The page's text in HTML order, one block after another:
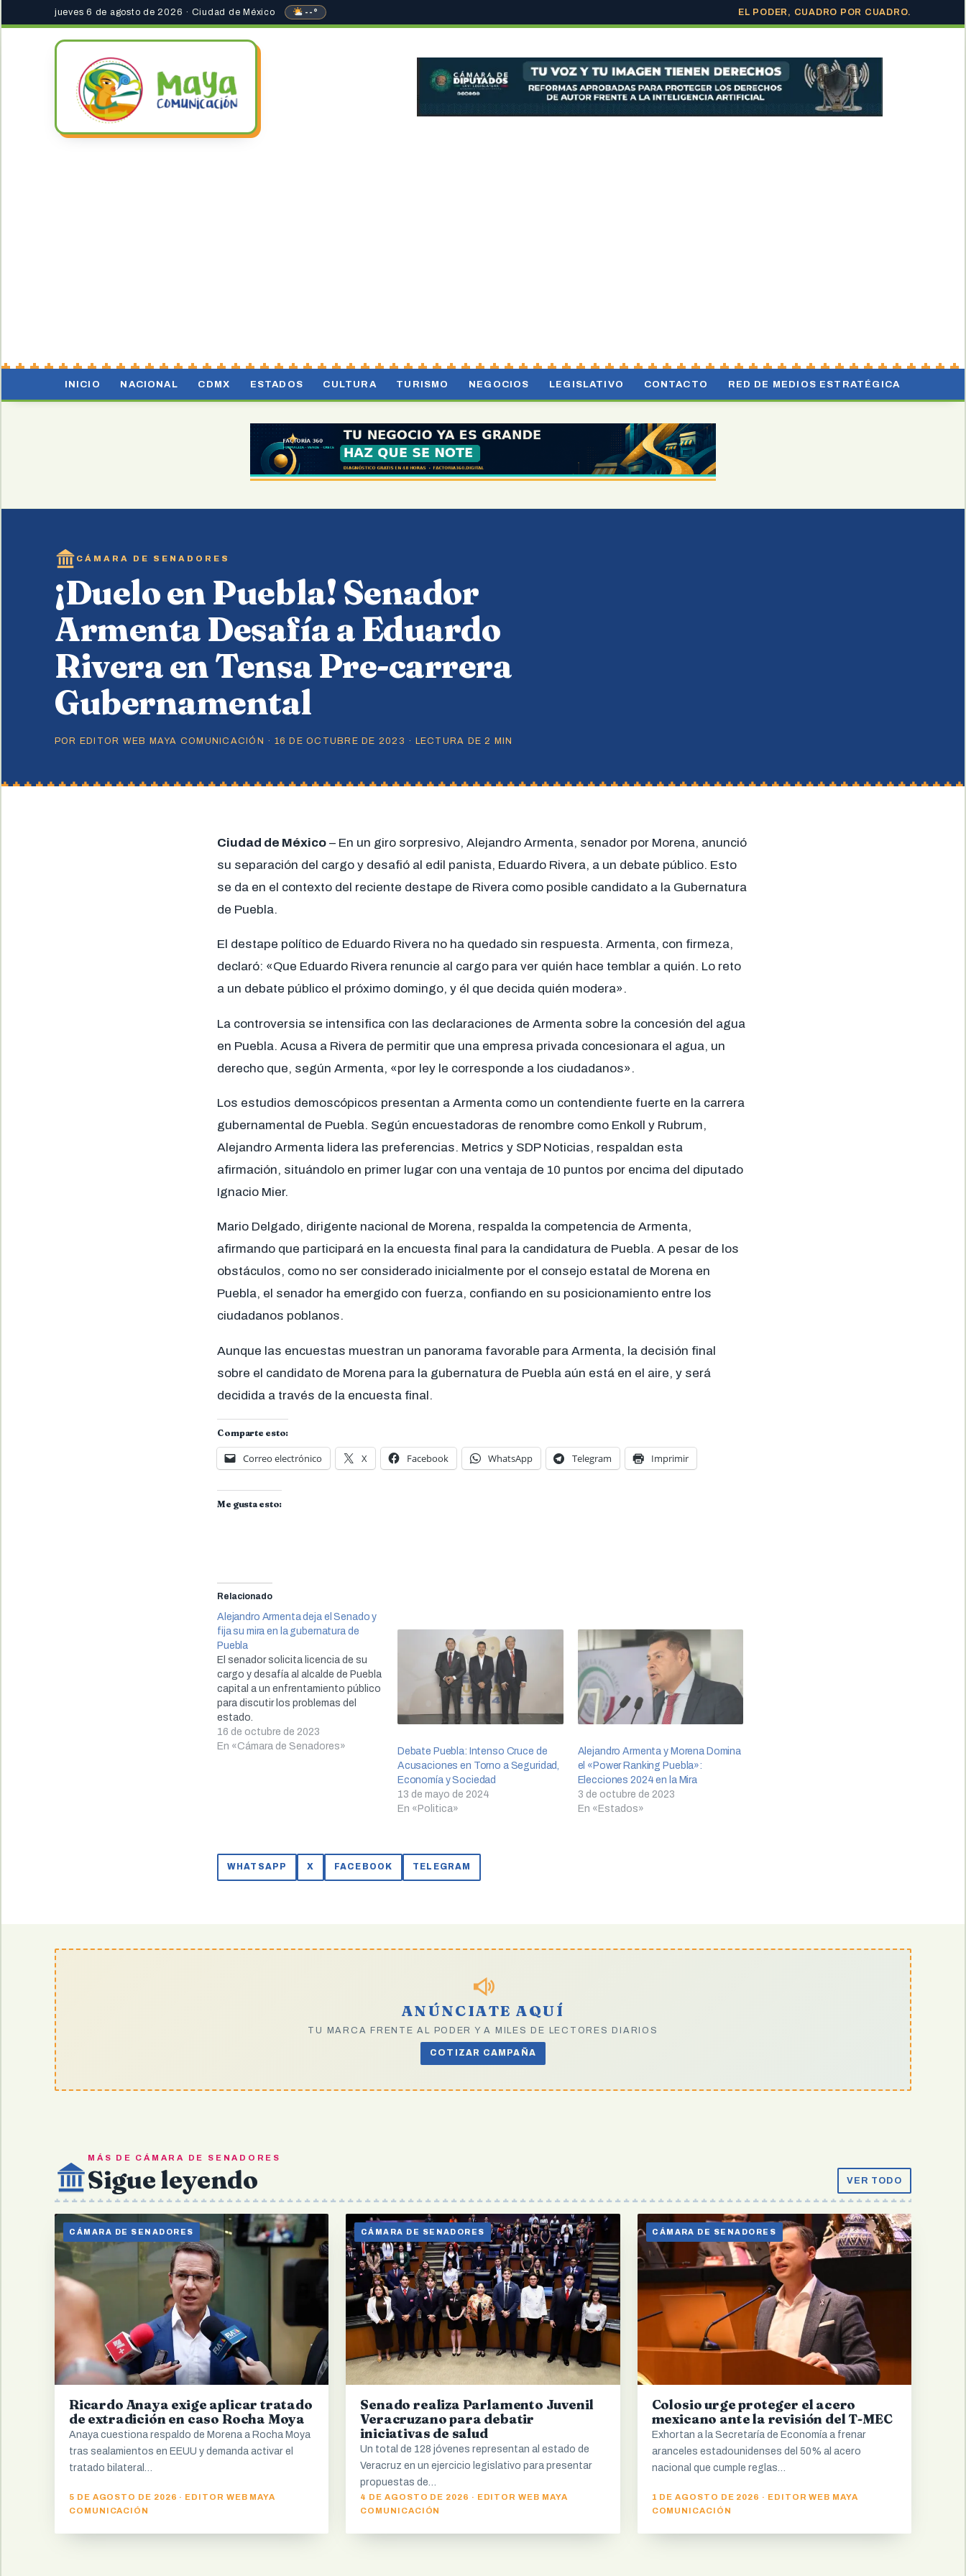
jueves 6 de agosto de 2026 · Ciudad de México --° EL PODER, CUADRO POR CUADRO.
INICIO NACIONAL CDMX ESTADOS CULTURA TURISMO NEGOCIOS LEGISLATIVO CONTACTO RED DE MEDIOS ESTRATÉGICA
CÁMARA DE SENADORES
¡Duelo en Puebla! Senador
Armenta Desafía a Eduardo
Rivera en Tensa Pre-carrera
Gubernamental
POR EDITOR WEB MAYA COMUNICACIÓN · 16 DE OCTUBRE DE 2023 · LECTURA DE 2 MIN
Ciudad de México – En un giro sorpresivo, Alejandro Armenta, senador por Morena, anunció
su separación del cargo y desafió al edil panista, Eduardo Rivera, a un debate público. Esto
se da en el contexto del reciente destape de Rivera como posible candidato a la Gubernatura
de Puebla.
El destape político de Eduardo Rivera no ha quedado sin respuesta. Armenta, con firmeza,
declaró: «Que Eduardo Rivera renuncie al cargo para ver quién hace temblar a quién. Lo reto
a un debate público el próximo domingo, y él que decida quién modera».
La controversia se intensifica con las declaraciones de Armenta sobre la concesión del agua
en Puebla. Acusa a Rivera de permitir que una empresa privada concesionara el agua, un
derecho que, según Armenta, «por ley le corresponde a los ciudadanos».
Los estudios demoscópicos presentan a Armenta como un contendiente fuerte en la carrera
gubernamental de Puebla. Según encuestadoras de renombre como Enkoll y Rubrum,
Alejandro Armenta lidera las preferencias. Metrics y SDP Noticias, respaldan esta
afirmación, situándolo en primer lugar con una ventaja de 10 puntos por encima del diputado
Ignacio Mier.
Mario Delgado, dirigente nacional de Morena, respalda la competencia de Armenta,
afirmando que participará en la encuesta final para la candidatura de Puebla. A pesar de los
obstáculos, como no ser considerado inicialmente por el consejo estatal de Morena en
Puebla, el senador ha emergido con fuerza, confiando en su posicionamiento entre los
ciudadanos poblanos.
Aunque las encuestas muestran un panorama favorable para Armenta, la decisión final
sobre el candidato de Morena para la gubernatura de Puebla aún está en el aire, y será
decidida a través de la encuesta final.
Comparte esto:
Correo electrónico X Facebook WhatsApp Telegram Imprimir
Me gusta esto:
Relacionado
Alejandro Armenta deja el Senado y
fija su mira en la gubernatura de
Puebla
El senador solicita licencia de su
cargo y desafía al alcalde de Puebla
capital a un enfrentamiento público
para discutir los problemas del
estado.
16 de octubre de 2023
En «Cámara de Senadores»
Debate Puebla: Intenso Cruce de
Acusaciones en Torno a Seguridad,
Economía y Sociedad
13 de mayo de 2024
En «Politica»
Alejandro Armenta y Morena Domina
el «Power Ranking Puebla»:
Elecciones 2024 en la Mira
3 de octubre de 2023
En «Estados»
WHATSAPP X FACEBOOK TELEGRAM
ANÚNCIATE AQUÍ
TU MARCA FRENTE AL PODER Y A MILES DE LECTORES DIARIOS
COTIZAR CAMPAÑA
MÁS DE CÁMARA DE SENADORES
Sigue leyendo VER TODO
CÁMARA DE SENADORES
Ricardo Anaya exige aplicar tratado
de extradición en caso Rocha Moya
Anaya cuestiona respaldo de Morena a Rocha Moya
tras sealamientos en EEUU y demanda activar el
tratado bilateral…
5 DE AGOSTO DE 2026 · EDITOR WEB MAYA
COMUNICACIÓN
CÁMARA DE SENADORES
Senado realiza Parlamento Juvenil
Veracruzano para debatir
iniciativas de salud
Un total de 128 jóvenes representan al estado de
Veracruz en un ejercicio legislativo para presentar
propuestas de…
4 DE AGOSTO DE 2026 · EDITOR WEB MAYA
COMUNICACIÓN
CÁMARA DE SENADORES
Colosio urge proteger el acero
mexicano ante la revisión del T-MEC
Exhortan a la Secretaría de Economía a frenar
aranceles estadounidenses del 50% al acero
nacional que cumple reglas…
1 DE AGOSTO DE 2026 · EDITOR WEB MAYA
COMUNICACIÓN